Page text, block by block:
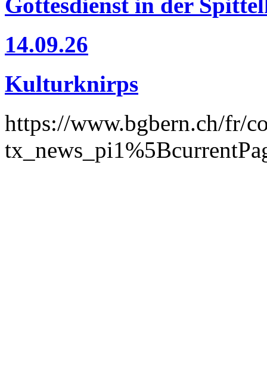
14.09.26
Kulturknirps
https://www.bgbern.ch/fr/